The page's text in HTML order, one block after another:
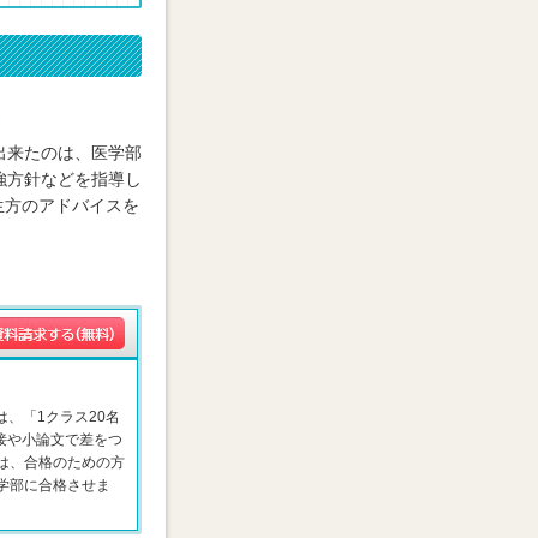
来たのは、医学部
針などを指導し
のアドバイスを
、「1クラス20名
や小論文で差をつ
、合格のための方
部に合格させま